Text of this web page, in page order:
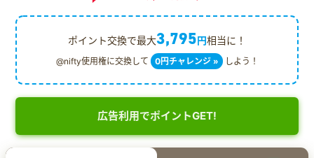
ポイント交換で最大3,795円相当に！
@nifty使用権に交換して 0円チャレンジ » しよう！
広告利用でポイントGET!